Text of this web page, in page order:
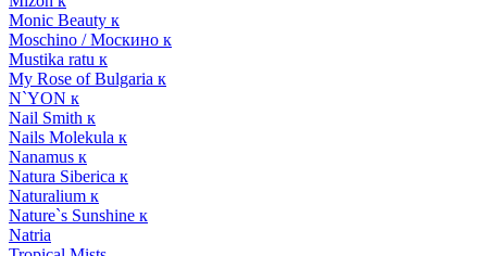
Monic Beauty к
Moschino / Москино к
Mustika ratu к
My Rose of Bulgaria к
N`YON к
Nail Smith к
Nails Molekula к
Nanamus к
Natura Siberica к
Naturalium к
Nature`s Sunshine к
Natria